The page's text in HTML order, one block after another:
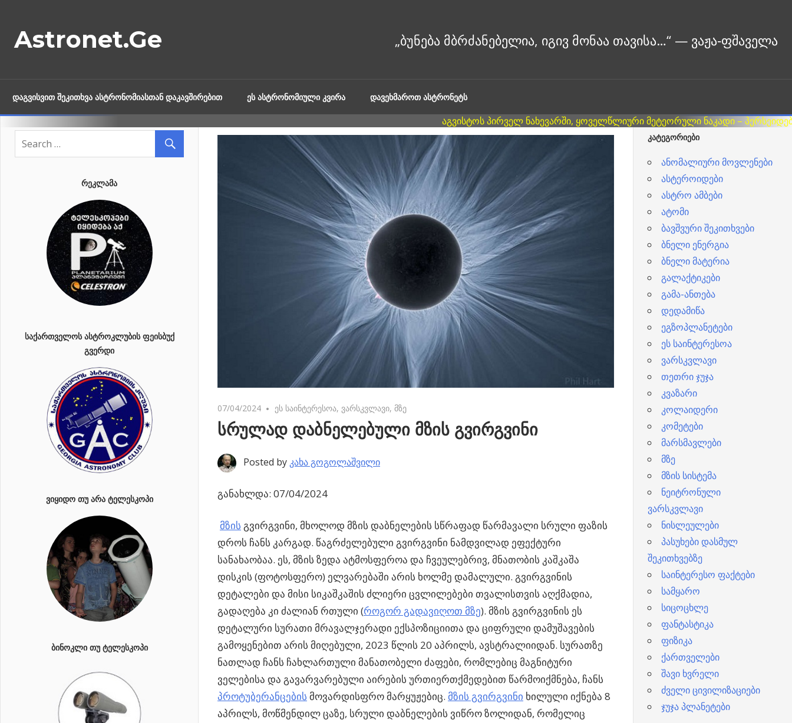
content
Astronet.Ge
ᲓᲐᲒᲕᲘᲡᲕᲘᲗ ᲨᲔᲙᲘᲗᲮᲕᲐ ᲐᲡᲢᲠᲝᲜᲝᲛᲘᲐᲡᲗᲐᲜ ᲓᲐᲙᲐᲕᲨᲘᲠᲔᲑᲘᲗ ᲔᲡ ᲐᲡᲢᲠᲝᲜᲝᲛᲘᲣᲚᲘ ᲙᲕᲘᲠᲐ ᲓᲐᲕᲔᲮᲛᲐᲠᲝᲗ ᲐᲡᲢᲠᲝᲜᲔᲢᲡ
07/04/2024 No comments
ეს საინტერესოა, ვარსკვლავი,მზე
სრულად დაბნელებული მზის გვირგვინი
Posted by კახა გოგოლაშვილი
განახლდა: 07/04/2024
მზის გვირგვინი, მხოლოდ მზის დაბნელების სწრაფად წარმავალი სრული ფაზის
დროს ჩანს კარგად. წაგრძელებული გვირგვინი ნამდვილად ეფექტური
სანახაობაა. ეს, მზის ზედა ატმოსფეროა და ჩვეულებრივ, მნათობის კაშკაშა
დისკის (ფოტოსფერო) ელვარებაში არის ხოლმე დამალული. გვირგვინის
დეტალები და მისი სიკაშკაშის ძლიერი ცვლილებები თვალისთვის აღქმადია,
გადაღება კი ძალიან რთული (როგორ გადავიღოთ მზე). მზის გვირგვინის ეს
დეტალური სურათი მრავალჯერადი ექსპოზიციითა და ციფრული დამუშავების
გამოყენებით არის მიღებული, 2023 წლის 20 აპრილს, ავსტრალიიდან. სურათზე
ნათლად ჩანს ჩახლართული მანათობელი ძაფები, რომლებიც მაგნიტური
ველებისა და გავარვარებული აირების ურთიერთქმედებით წარმოიქმნება, ჩანს
პროტუბერანცების მოვარდისფრო მარყუჟებიც. მზის გვირგვინი ხილული იქნება 8
აპრილს, მოწმენდილ ცაზე, სრული დაბნელების ვიწრო ზოლიდან, რომელიც
ᲠᲔᲙᲚᲐᲛᲐ
ᲡᲐᲥᲐᲠᲗᲕᲔᲚᲝᲡ ᲐᲡᲢᲠᲝᲙᲚᲣᲑᲘᲡ ᲤᲔᲘᲡᲑᲣᲥ
ᲒᲕᲔᲠᲓᲘ
ᲕᲘᲧᲘᲓᲝ ᲗᲣ ᲐᲠᲐ ᲢᲔᲚᲔᲡᲙᲝᲞᲘ
ᲑᲘᲜᲝᲙᲚᲘ ᲗᲣ ᲢᲔᲚᲔᲡᲙᲝᲞᲘ
ᲙᲐᲢᲔᲒᲝᲠᲘᲔᲑᲘ
ანომალიური მოვლენები
ასტეროიდები
ასტრო ამბები
ატომი
ბავშვური შეკითხვები
ბნელი ენერგია
ბნელი მატერია
გალაქტიკები
გამა-ანთება
დედამიწა
ეგზოპლანეტები
ეს საინტერესოა
ვარსკვლავი
თეთრი ჯუჯა
კვაზარი
კოლაიდერი
კომეტები
მარსმავლები
მზე
მზის სისტემა
ნეიტრონული
ვარსკვლავი
ნისლეულები
პასუხები დასმულ
შეკითხვებზე
საინტერესო ფაქტები
სამყარო
სიცოცხლე
ფანტასტიკა
ფიზიკა
ქართველები
შავი ხვრელი
ძველი ცივილიზაციები
ჯუჯა პლანეტები